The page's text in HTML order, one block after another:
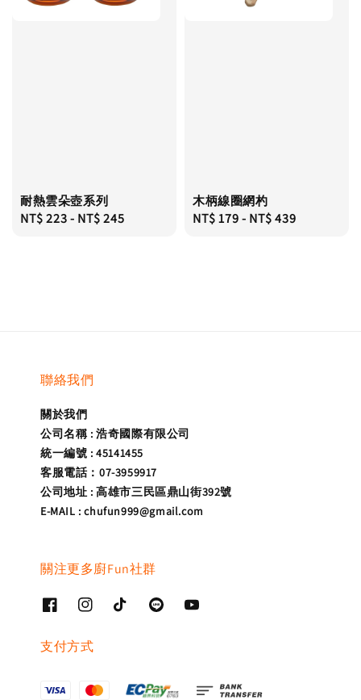
耐熱雲朵壺系列
Regular
NT$ 223- NT$ 245
木柄線圈網杓
Regular
NT$ 179- NT$ 439
聯絡我們
關於我們
公司名稱 : 浩奇國際有限公司
統一編號 : 45141455
客服電話：07-3959917
公司地址 : 高雄市三民區鼎山街392號
E-MAIL : chufun999@gmail.com
關注更多廚Fun社群
支付方式